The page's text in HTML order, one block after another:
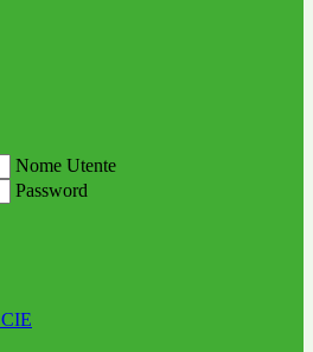
Nome Utente
Password